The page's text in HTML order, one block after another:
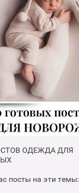
ОДЕЖДА ДЛЯ
посты на эти темы: